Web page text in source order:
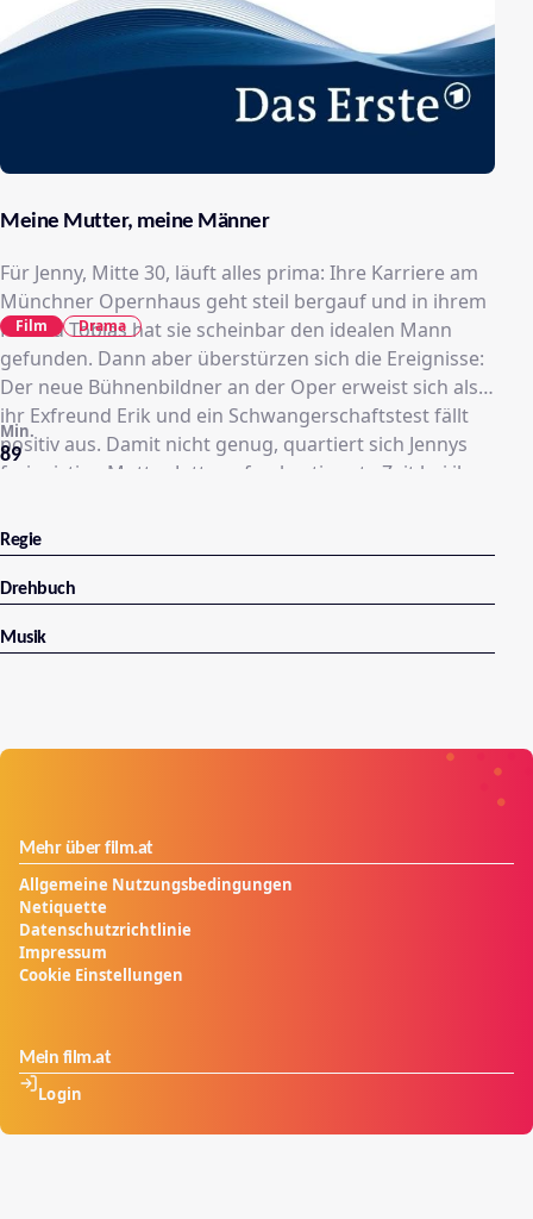
Meine Mutter, meine Männer
Für Jenny, Mitte 30, läuft alles prima: Ihre Karriere am
Münchner Opernhaus geht steil bergauf und in ihrem
Freund Tobias hat sie scheinbar den idealen Mann
gefunden. Dann aber überstürzen sich die Ereignisse:
Der neue Bühnenbildner an der Oper erweist sich als
ihr Exfreund Erik und ein Schwangerschaftstest fällt
positiv aus. Damit nicht genug, quartiert sich Jennys
freigeistige Mutter Jutta auf unbestimmte Zeit bei ihr
geordnete Leben des Paares schon bald
durcheinander. Zugleich verdreht Erik Jenny gewaltig
den Kopf.
89
Min.
Film Drama
Regie
Drehbuch
Musik
Mehr über film.at
Allgemeine Nutzungsbedingungen
Netiquette
Datenschutzrichtlinie
Impressum
Cookie Einstellungen
Mein film.at
Login